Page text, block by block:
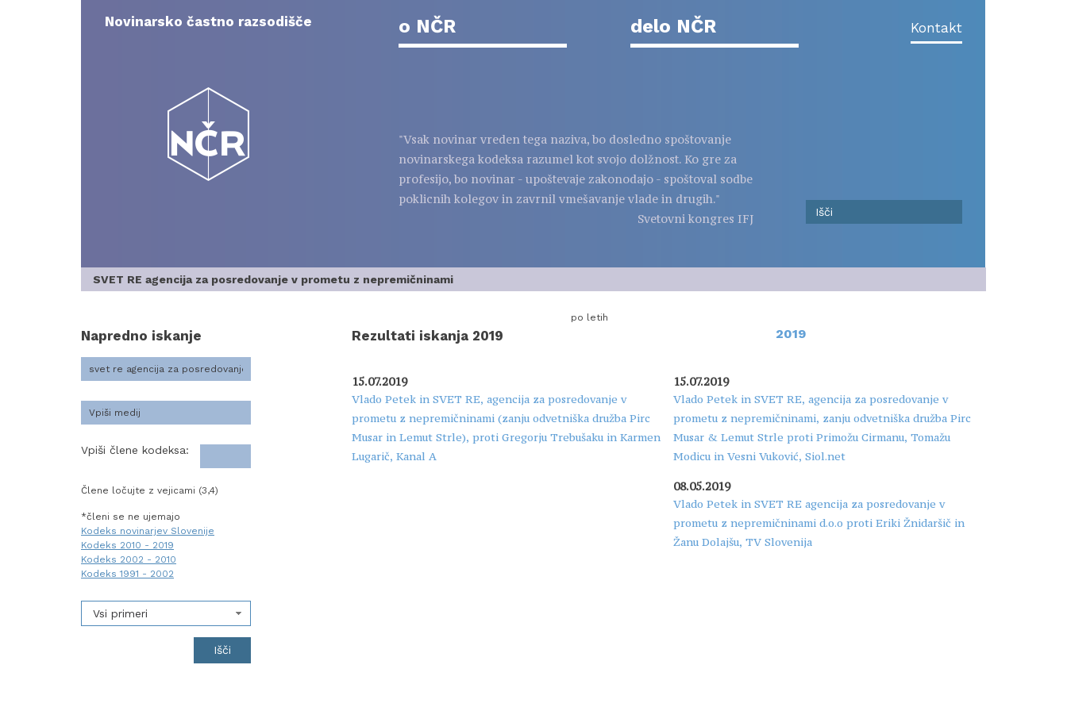
contentNovinarsko častno razsodišče o NČR delo NČR Kontakt
"Vsak novinar vreden tega naziva, bo dosledno spoštovanje
novinarskega kodeksa razumel kot svojo dolžnost. Ko gre za
profesijo, bo novinar - upoštevaje zakonodajo - spoštoval sodbe
poklicnih kolegov in zavrnil vmešavanje vlade in drugih."
Svetovni kongres IFJ
SVET RE agencija za posredovanje v prometu z nepremičninami
Napredno iskanje
Vpiši člene kodeksa:
Člene ločujte z vejicami (3,4)
*členi se ne ujemajo
Kodeks novinarjev Slovenije
Kodeks 2010 - 2019
Kodeks 2002 - 2010
Kodeks 1991 - 2002
Vsi primeri
Rezultati iskanja 2019
po letih
2019
15.07.2019
Vlado Petek in SVET RE, agencija za posredovanje v
prometu z nepremičninami (zanju odvetniška družba Pirc
Musar in Lemut Strle), proti Gregorju Trebušaku in Karmen
Lugarič, Kanal A
15.07.2019
Vlado Petek in SVET RE, agencija za posredovanje v
prometu z nepremičninami, zanju odvetniška družba Pirc
Musar & Lemut Strle proti Primožu Cirmanu, Tomažu
Modicu in Vesni Vuković, Siol.net
08.05.2019
Vlado Petek in SVET RE agencija za posredovanje v
prometu z nepremičninami d.o.o proti Eriki Žnidaršič in
Žanu Dolajšu, TV Slovenija